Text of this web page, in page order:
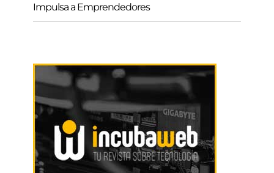
Impulsa a Emprendedores